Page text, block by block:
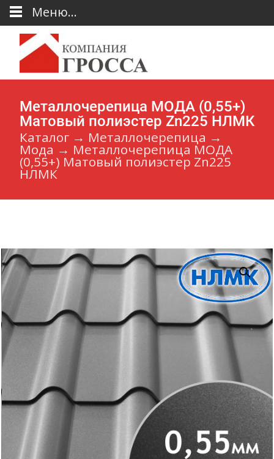
Металлочерепица МОДА (0,55+)
Матовый полиэстер Zn225 НЛМК
Каталог → Металлочерепица →
Мода → Металлочерепица МОДА
(0,55+) Матовый полиэстер Zn225
НЛМК
Меню...